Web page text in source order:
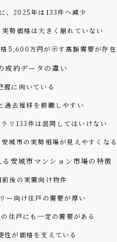
、2025年は133件へ減少
勢価格は大きく崩れていない
5,600万円が示す高額需要が存在
成約データの違い
握に向いている
過去推移を俯瞰しやすい
リ133件は混同してはいけない
城市の実勢相場が見えやすくな
安城市マンション市場の特徴
後の実需向け物件
ー向け住戸の需要が厚い
住戸にも一定の需要がある
性が価格を支えている